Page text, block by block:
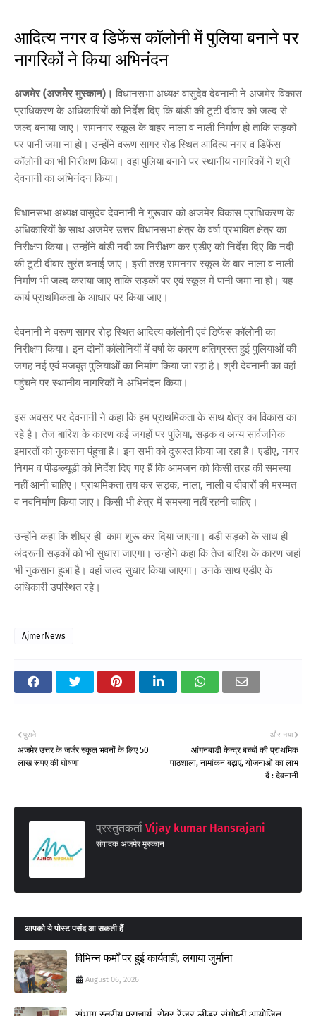
आदित्य नगर व डिफेंस कॉलोनी में पुलिया बनाने पर
नागरिकों ने किया अभिनंदन
अजमेर (अजमेर मुस्कान)। विधानसभा अध्यक्ष वासुदेव देवनानी ने अजमेर विकास
प्राधिकरण के अधिकारियों को निर्देश दिए कि बांडी की टूटी दीवार को जल्द से
जल्द बनाया जाए। रामनगर स्कूल के बाहर नाला व नाली निर्माण हो ताकि सड़कों
पर पानी जमा ना हो। उन्होंने वरूण सागर रोड स्थित आदित्य नगर व डिफेंस
कॉलोनी का भी निरीक्षण किया। वहां पुलिया बनाने पर स्थानीय नागरिकों ने श्री
देवनानी का अभिनंदन किया।
विधानसभा अध्यक्ष वासुदेव देवनानी ने गुरूवार को अजमेर विकास प्राधिकरण के
अधिकारियों के साथ अजमेर उत्तर विधानसभा क्षेत्र के वर्षा प्रभावित क्षेत्र का
निरीक्षण किया। उन्होंने बांडी नदी का निरीक्षण कर एडीए को निर्देश दिए कि नदी
की टूटी दीवार तुरंत बनाई जाए। इसी तरह रामनगर स्कूल के बार नाला व नाली
निर्माण भी जल्द कराया जाए ताकि सड़कों पर एवं स्कूल में पानी जमा ना हो। यह
कार्य प्राथमिकता के आधार पर किया जाए।
देवनानी ने वरूण सागर रोड़ स्थित आदित्य कॉलोनी एवं डिफेंस कॉलोनी का
निरीक्षण किया। इन दोनों कॉलोनियों में वर्षा के कारण क्षतिग्रस्त हुई पुलियाओं की
जगह नई एवं मजबूत पुलियाओं का निर्माण किया जा रहा है। श्री देवनानी का वहां
पहुंचने पर स्थानीय नागरिकों ने अभिनंदन किया।
इस अवसर पर देवनानी ने कहा कि हम प्राथमिकता के साथ क्षेत्र का विकास का
रहे है। तेज बारिश के कारण कई जगहों पर पुलिया, सड़क व अन्य सार्वजनिक
इमारतों को नुकसान पंहुचा है। इन सभी को दुरूस्त किया जा रहा है। एडीए, नगर
निगम व पीडब्ल्यूडी को निर्देश दिए गए हैं कि आमजन को किसी तरह की समस्या
नहीं आनी चाहिए। प्राथमिकता तय कर सड़क, नाला, नाली व दीवारों की मरम्मत
व नवनिर्माण किया जाए। किसी भी क्षेत्र में समस्या नहीं रहनी चाहिए।
उन्होंने कहा कि शीघ्र ही काम शुरू कर दिया जाएगा। बड़ी सड़कों के साथ ही
अंदरूनी सड़कों को भी सुधारा जाएगा। उन्होंने कहा कि तेज बारिश के कारण जहां
भी नुकसान हुआ है। वहां जल्द सुधार किया जाएगा। उनके साथ एडीए के
अधिकारी उपस्थित रहे।
AjmerNews
और नया
आंगनबाड़ी केन्द्र बच्चों की प्राथमिक
पाठशाला, नामांकन बढ़ाएं, योजनाओं का लाभ
दें : देवनानी
पुराने
अजमेर उत्तर के जर्जर स्कूल भवनों के लिए 50
लाख रूपए की घोषणा
प्रस्तुतकर्ता Vijay kumar Hansrajani
संपादक अजमेर मुस्कान
आपको ये पोस्ट पसंद आ सकती हैं
विभिन्न फर्मों पर हुई कार्यवाही, लगाया जुर्माना
August 06, 2026